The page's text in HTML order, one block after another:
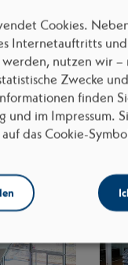
Cookies.
Internetauftritts und
nutzen wir –
Zwecke
finden
und im Impressum.
das Cookie-